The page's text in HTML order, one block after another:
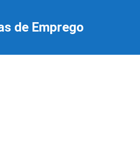
de Emprego